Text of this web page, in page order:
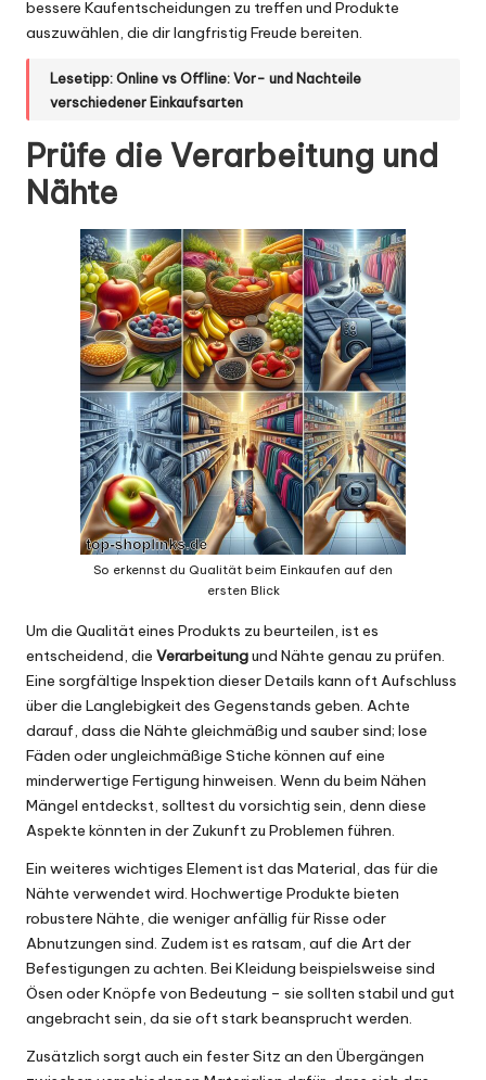
bessere Kaufentscheidungen zu treffen und Produkte
auszuwählen, die dir langfristig Freude bereiten.
Lesetipp:Online vs Offline: Vor- und Nachteile
verschiedener Einkaufsarten
Prüfe die Verarbeitung und
Nähte
So erkennst du Qualität beim Einkaufen auf den
ersten Blick
Um die Qualität eines Produkts zu beurteilen, ist es
entscheidend, die Verarbeitungund Nähte genau zu prüfen.
Eine sorgfältige Inspektion dieser Details kann oft Aufschluss
über die Langlebigkeit des Gegenstands geben. Achte
darauf, dass die Nähte gleichmäßig und sauber sind; lose
Fäden oder ungleichmäßige Stiche können auf eine
minderwertige Fertigung hinweisen. Wenn du beim Nähen
Mängel entdeckst, solltest du vorsichtig sein, denn diese
Aspekte könnten in der Zukunft zu Problemen führen.
Ein weiteres wichtiges Element ist das Material, das für die
Nähte verwendet wird. Hochwertige Produkte bieten
robustere Nähte, die weniger anfällig für Risse oder
Abnutzungen sind. Zudem ist es ratsam, auf die Art der
Befestigungen zu achten. Bei Kleidung beispielsweise sind
Ösen oder Knöpfe von Bedeutung – sie sollten stabil und gut
angebracht sein, da sie oft stark beansprucht werden.
Zusätzlich sorgt auch ein fester Sitz an den Übergängen